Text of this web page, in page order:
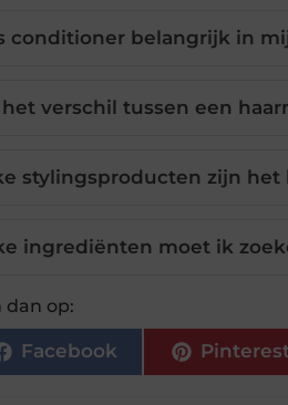
conditioner belangrijk in
het verschil tussen een
stylingsproducten zijn het
ingrediënten moet ik
dan op:
Facebook